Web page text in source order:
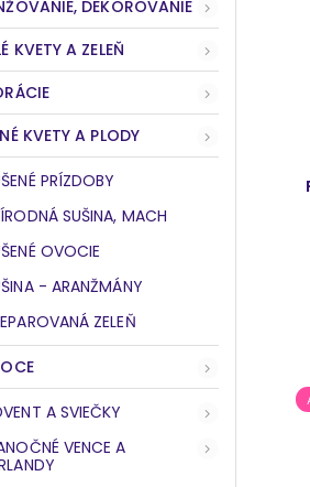
DEKOROVANIE
KVETY A ZELEŇ
KVETY A PLODY
PRÍZDOBY
SUŠINA, MACH
OVOCIE
- ARANŽMÁNY
ZELEŇ
A SVIEČKY
VENCE A